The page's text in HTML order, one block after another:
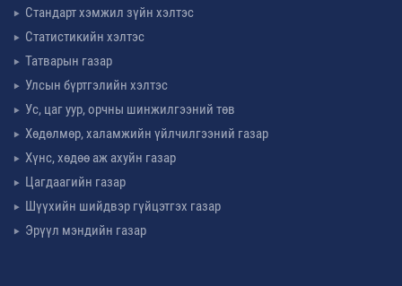
Стандарт хэмжил зүйн хэлтэс
Статистикийн хэлтэс
Татварын газар
Улсын бүртгэлийн хэлтэс
Ус, цаг уур, орчны шинжилгээний төв
Хөдөлмөр, халамжийн үйлчилгээний газар
Хүнс, хөдөө аж ахуйн газар
Цагдаагийн газар
Шүүхийн шийдвэр гүйцэтгэх газар
Эрүүл мэндийн газар